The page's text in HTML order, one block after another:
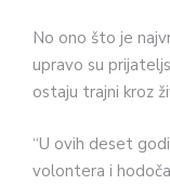
No ono što je
upravo su
ostaju trajni kroz
“U ovih deset
volontera i